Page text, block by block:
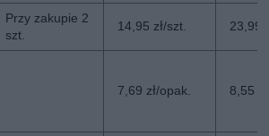
Przy zakupie 2
szt.
14,95 zł/szt. 23,99
7,69 zł/opak. 8,55